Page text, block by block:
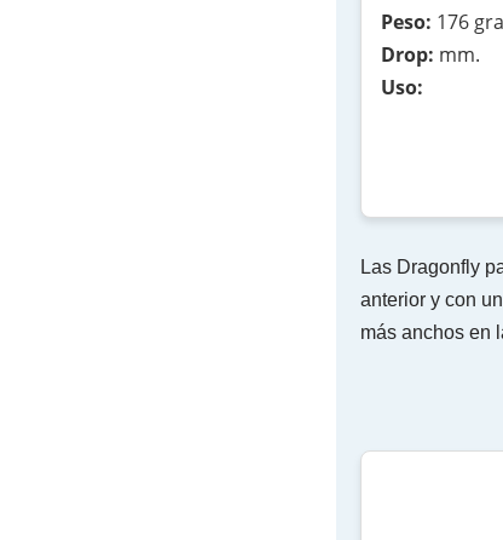
Peso: 176
Drop: mm.
Uso:
Las Dragonfly
anterior y con
más anchos en